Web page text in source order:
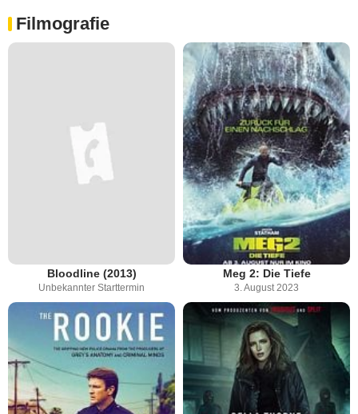
Filmografie
Bloodline (2013)
Unbekannter Starttermin
Meg 2: Die Tiefe
3. August 2023